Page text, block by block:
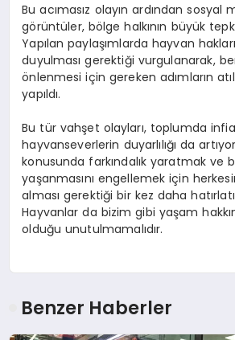
Bu acımasız olayın ardından sosyal
görüntüler, bölge halkının büyük
Yapılan paylaşımlarda hayvan
duyulması gerektiği vurgulanarak,
önlenmesi için gereken adımların
yapıldı.
Bu tür vahşet olayları, toplumda
hayvanseverlerin duyarlılığı da
konusunda farkındalık yaratmak ve
yaşanmasını engellemek için
alması gerektiği bir kez daha
Hayvanlar da bizim gibi yaşam
olduğu unutulmamalıdır.
Benzer Haberler